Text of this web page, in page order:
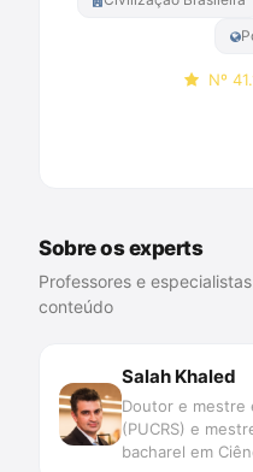
Nº
Sobre os experts
Professores e
conteúdo
Salah Khaled
Doutor e mestre
(PUCRS) e
bacharel em